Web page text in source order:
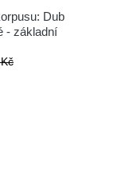
Dub
- základní